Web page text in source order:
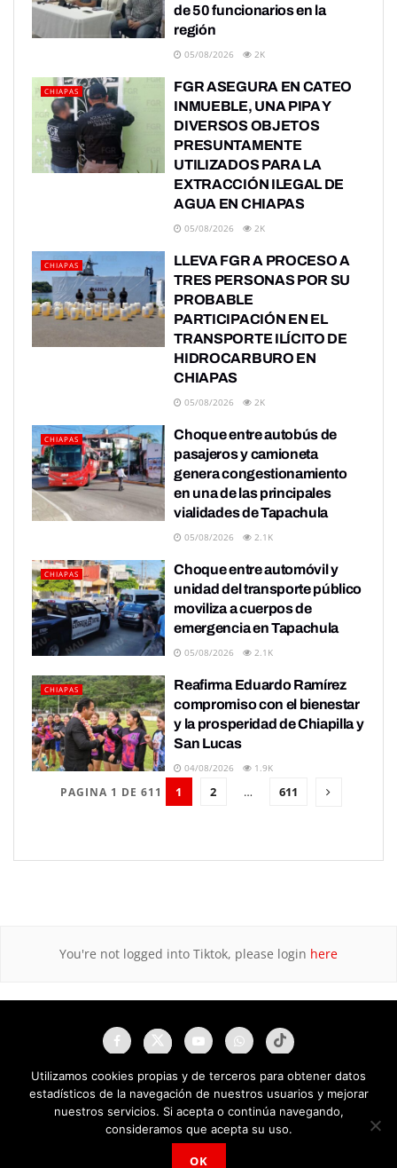
de 50 funcionarios en la
región
05/08/2026 2K
CHIAPAS
FGR ASEGURA EN CATEO
INMUEBLE, UNA PIPA Y
DIVERSOS OBJETOS
PRESUNTAMENTE
UTILIZADOS PARA LA
EXTRACCIÓN ILEGAL DE
AGUA EN CHIAPAS
05/08/2026 2K
CHIAPAS
LLEVA FGR A PROCESO A
TRES PERSONAS POR SU
PROBABLE
PARTICIPACIÓN EN EL
TRANSPORTE ILÍCITO DE
HIDROCARBURO EN
CHIAPAS
05/08/2026 2K
CHIAPAS
Choque entre autobús de
pasajeros y camioneta
genera congestionamiento
en una de las principales
vialidades de Tapachula
05/08/2026 2.1K
CHIAPAS
Choque entre automóvil y
unidad del transporte público
moviliza a cuerpos de
emergencia en Tapachula
05/08/2026 2.1K
CHIAPAS
Reafirma Eduardo Ramírez
compromiso con el bienestar
y la prosperidad de Chiapilla y
San Lucas
04/08/2026 1.9K
PAGINA 1 DE 611 1 2 … 611
You're not logged into Tiktok, please login here
NAU Noticias A Tiempo Universales © 2025
Utilizamos cookies propias y de terceros para obtener datos
estadísticos de la navegación de nuestros usuarios y mejorar
nuestros servicios. Si acepta o continúa navegando,
consideramos que acepta su uso.
OK